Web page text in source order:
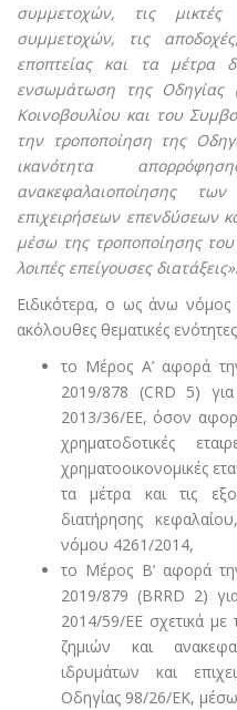
συμμετοχών, τις μικτές
συμμετοχών, τις
εποπτείας και τα μέτρα
ενσωμάτωση της Οδηγίας
Κοινοβουλίου και του
την τροποποίηση της
ικανότητα
ανακεφαλαιοποίησης
επιχειρήσεων επενδύσεων
μέσω της τροποποίησης
λοιπές επείγουσες διατάξεις».
Ειδικότερα, ο ως άνω νόμος
ακόλουθες θεματικές
το Μέρος Α’ αφορά
2019/878 (CRD 5)
2013/36/ΕΕ, όσον αφορά
χρηματοδοτικές
χρηματοοικονομικές
τα μέτρα και τις
διατήρησης
νόμου 4261/2014,
το Μέρος Β’ αφορά
2019/879 (BRRD 2)
2014/59/ΕΕ σχετικά
ζημιών και
ιδρυμάτων και
Οδηγίας 98/26/ΕΚ,